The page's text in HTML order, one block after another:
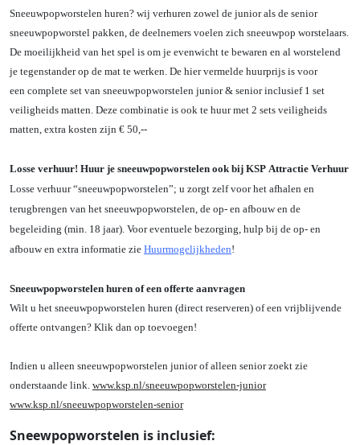
Sneeuwpopworstelen huren? wij verhuren zowel de junior als de senior
sneeuwpopworstel pakken, de deelnemers voelen zich sneeuwpop worstelaars.
De moeilijkheid van het spel is om je evenwicht te bewaren en al worstelend
je tegenstander op de mat te werken. De hier vermelde huurprijs is voor
een complete set van sneeuwpopworstelen junior & senior inclusief 1 set
veiligheids matten. Deze combinatie is ook te huur met 2 sets veiligheids
matten, extra kosten zijn € 50,--
Losse verhuur! Huur je sneeuwpopworstelen ook bij KSP Attractie Verhuur
Losse verhuur “sneeuwpopworstelen”; u zorgt zelf voor het afhalen en
terugbrengen van het sneeuwpopworstelen, de op- en afbouw en de
begeleiding (min. 18 jaar). Voor eventuele bezorging, hulp bij de op- en
afbouw en extra informatie zie Huurmogelijkheden!
Sneeuwpopworstelen huren of een offerte aanvragen
Wilt u het sneeuwpopworstelen huren (direct reserveren) of een vrijblijvende
offerte ontvangen? Klik dan op toevoegen!
Indien u alleen sneeuwpopworstelen junior of alleen senior zoekt zie
onderstaande link. www.ksp.nl/sneeuwpopworstelen-junior
www.ksp.nl/sneeuwpopworstelen-senior
Sneewpopworstelen is inclusief: